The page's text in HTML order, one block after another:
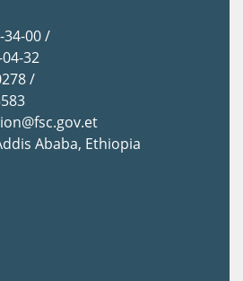
34-00 /
32
/
Ababa, Ethiopia